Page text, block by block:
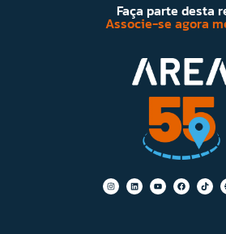
Faça parte desta
Associe-se agora